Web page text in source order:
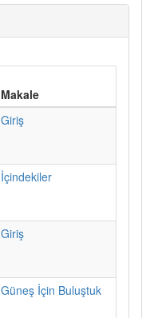
Makale
Giriş
İçindekiler
Giriş
Güneş İçin Buluştuk